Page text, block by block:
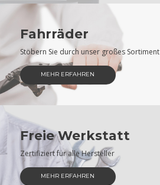
Fahrräder
Stöbern Sie durch unser großes Sortiment
MEHR ERFAHREN
Freie Werkstatt
Zertifiziert für alle Hersteller
MEHR ERFAHREN